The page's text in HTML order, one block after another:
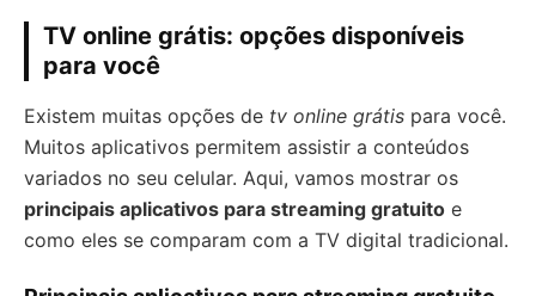
TV online grátis: opções disponíveis
para você
Existem muitas opções de tv online grátis para você.
Muitos aplicativos permitem assistir a conteúdos
variados no seu celular. Aqui, vamos mostrar os
principais aplicativos para streaming gratuito e
como eles se comparam com a TV digital tradicional.